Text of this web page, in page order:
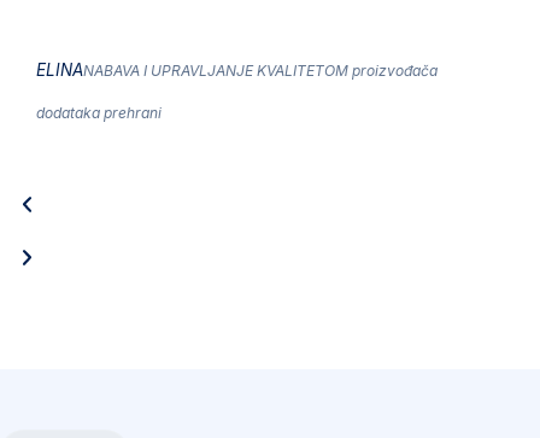
ELINANABAVA I UPRAVLJANJE KVALITETOM proizvođača
dodataka prehrani